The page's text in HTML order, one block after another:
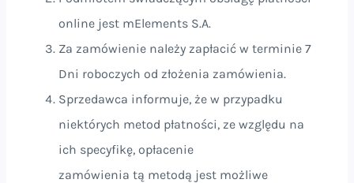
online jest mElements S.A.
Za zamówienie należy zapłacić w terminie 7
Dni roboczych od złożenia zamówienia.
Sprzedawca informuje, że w przypadku
niektórych metod płatności, ze względu na
ich specyfikę, opłacenie
zamówienia tą metodą jest możliwe